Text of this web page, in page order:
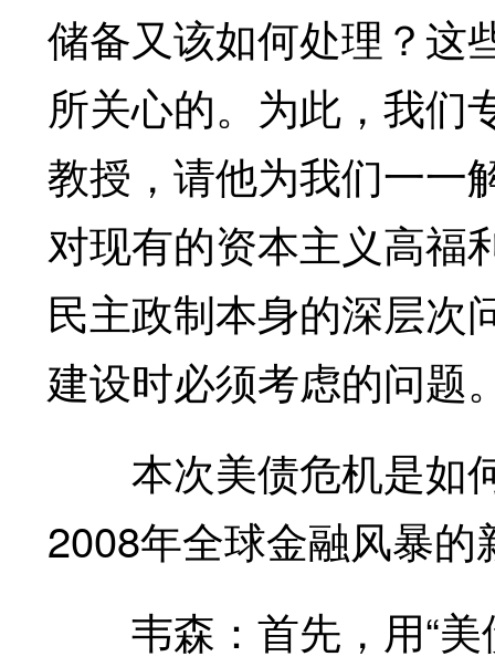
储备又该如何处理？这
所关心的。为此，我们
教授，请他为我们一一
对现有的资本主义高福
民主政制本身的深层次
建设时必须考虑的问题
本次美债危机是如
2008年全球金融风暴
韦森：首先，用“美